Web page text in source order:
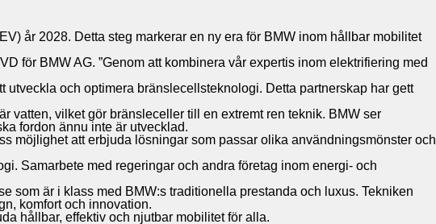
år 2028. Detta steg markerar en ny era för BMW inom hållbar mobilitet
för BMW AG. ”Genom att kombinera vår expertis inom elektrifiering med
utveckla och optimera bränslecellsteknologi. Detta partnerskap har gett
vatten, vilket gör bränsleceller till en extremt ren teknik. BMW ser
fordon ännu inte är utvecklad.
möjlighet att erbjuda lösningar som passar olika användningsmönster och
Samarbete med regeringar och andra företag inom energi- och
som är i klass med BMW:s traditionella prestanda och luxus. Tekniken
komfort och innovation.
hållbar, effektiv och njutbar mobilitet för alla.